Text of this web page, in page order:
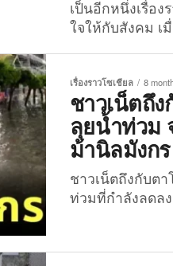
เป็นอีกหนึ่งเรื่อง
ใจให้กับสังคม
มาราธอน
2025” พร้อมทั้ง
จำนวน
ประสบปัญหาน้
เรื่องราวโซเชียล 8
ชาวเน็ตถึ
ลุยน้ำท่วม
ม้านิลมังกร
ชาวเน็ตถึงกับต
ท่วมที่กำลังลดลง
พฤศจิกายน